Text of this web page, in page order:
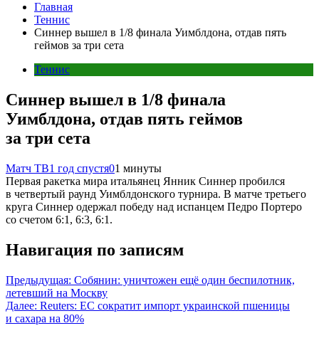
Главная
Теннис
Синнер вышел в 1/8 финала Уимблдона, отдав пять
геймов за три сета
Теннис
Синнер вышел в 1/8 финала
Уимблдона, отдав пять геймов
за три сета
Матч ТВ1 год спустя01 минуты
Первая ракетка мира итальянец Янник Синнер пробился
в четвертый раунд Уимблдонского турнира. В матче третьего
круга Синнер одержал победу над испанцем Педро Портеро
со счетом 6:1, 6:3, 6:1.
Навигация по записям
Предыдущая: Собянин: уничтожен ещё один беспилотник,
летевший на Москву
Далее: Reuters: ЕС сократит импорт украинской пшеницы
и сахара на 80%